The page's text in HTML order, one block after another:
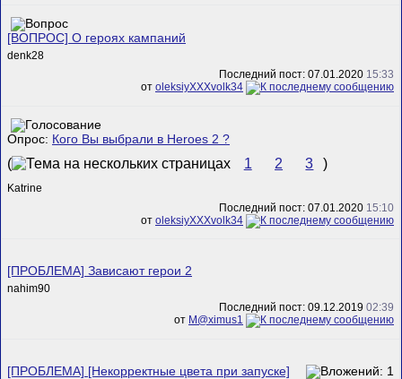
[ВОПРОС] О героях кампаний
denk28
Последний пост: 07.01.2020 15:33
от oleksiyXXXvolk34
Опрос: Кого Вы выбрали в Heroes 2 ?
( 1 2 3 )
Katrine
Последний пост: 07.01.2020 15:10
от oleksiyXXXvolk34
[ПРОБЛЕМА] Зависают герои 2
nahim90
Последний пост: 09.12.2019 02:39
от M@ximus1
[ПРОБЛЕМА] [Некорректные цвета при запуске]